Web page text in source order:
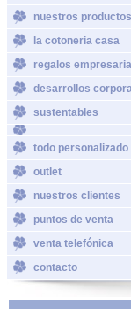
nuestros productos
la cotoneria casa
regalos
desarrollos
sustentables
todo personalizado
outlet
nuestros clientes
puntos de venta
venta telefónica
contacto